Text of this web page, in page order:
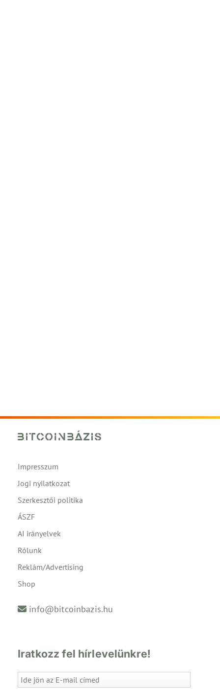
Impresszum
Jogi nyilatkozat
Szerkesztői politika
ÁSZF
AI irányelvek
Rólunk
Reklám/Advertising
Shop
info@bitcoinbazis.hu
Iratkozz fel hírlevelünkre!